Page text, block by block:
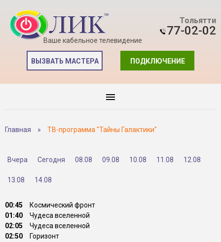
Ваше кабельное телевидение
Тольятти
77-02-02
ПОДКЛЮЧЕНИЕ
ВЫЗВАТЬ МАСТЕРА
Главная » ТВ-программа "Тайны Галактики"
Вчера Сегодня 08.08 09.08 10.08 11.08 12.08
13.08 14.08
00:45
Космический фронт
01:40
Чудеса вселенной
02:05
Чудеса вселенной
02:50
Горизонт